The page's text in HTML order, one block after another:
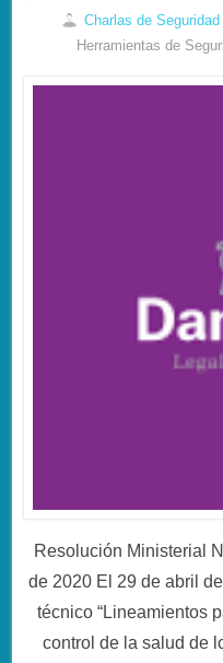
Charlas de Seguridad
Herramientas de
Resolución Ministerial
de 2020 El 29 de abril
técnico “Lineamientos
control de la salud de